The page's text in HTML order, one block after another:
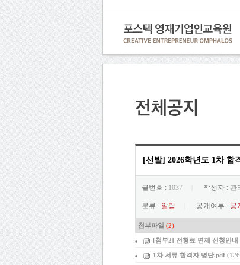
[선발] 2026학년도 1차 합
글번호 : 1037 작성자 : 관
분류 : 알림 공개여부 : 공
첨부파일 (2)
[첨부2] 전형료 면제 신청안
1차 서류 합격자 명단.pdf